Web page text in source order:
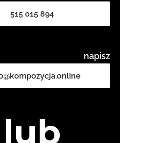
515 015 894
napisz
lub